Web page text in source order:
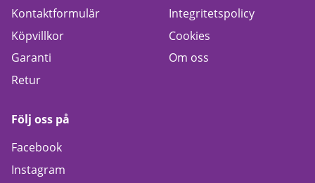
Kontaktformulär
Köpvillkor
Garanti
Retur
Integritetspolicy
Cookies
Om oss
Följ oss på
Facebook
Instagram